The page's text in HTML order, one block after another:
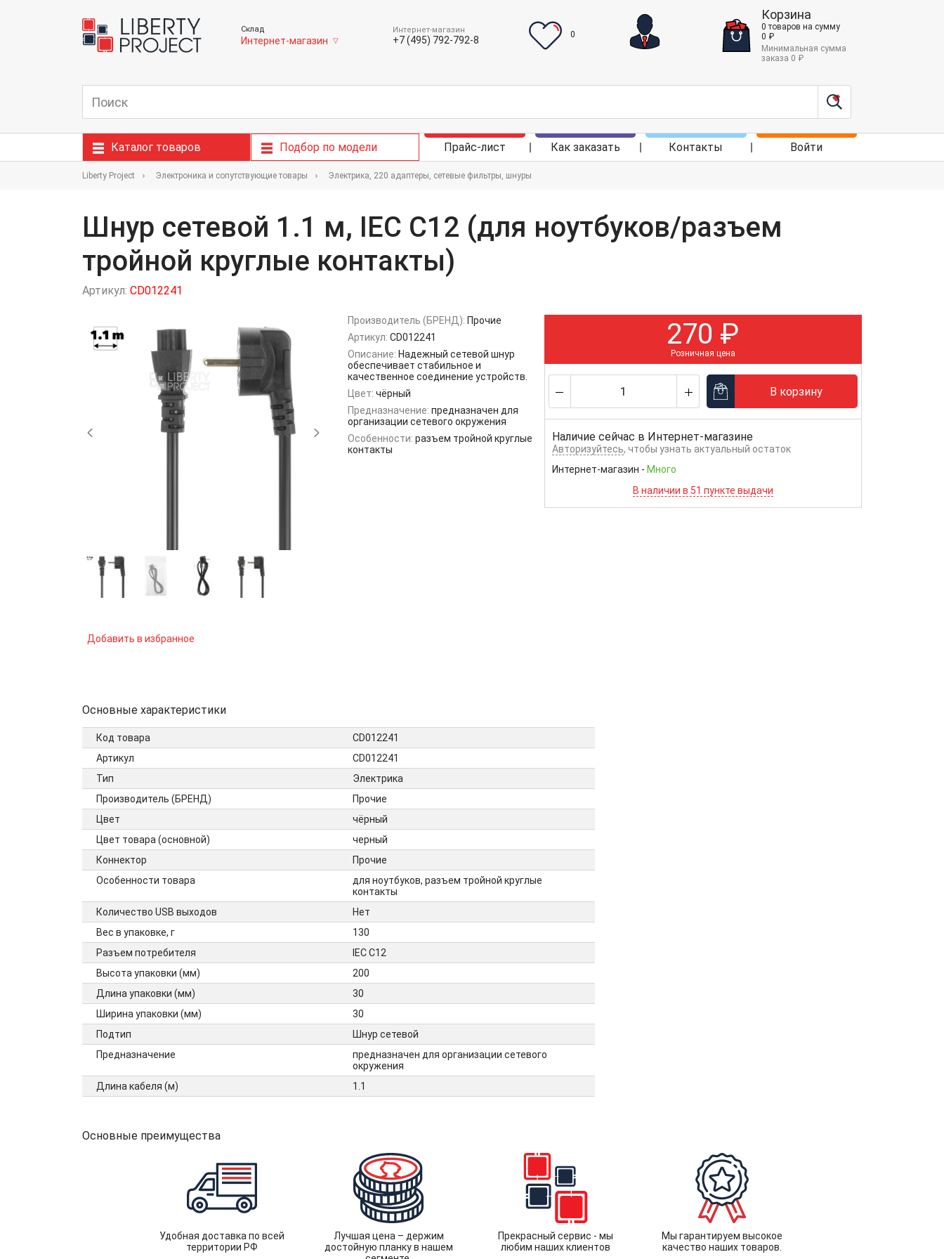
Склад
Интернет-магазин ▽
Интернет-магазин
+7 (495) 792-792-8
0
Корзина
0 товаров на сумму
0 ₽
Минимальная сумма
заказа 0 ₽
Каталог товаров Подбор по модели Прайс-лист Как заказать Контакты Войти
Liberty Project Электроника и сопутствующие товары Электрика, 220 адаптеры, сетевые фильтры, шнуры
Шнур сетевой 1.1 м, IEC C12 (для ноутбуков/разъем
тройной круглые контакты)
Артикул: CD012241
Добавить в избранное
Производитель (БРЕНД): Прочие
Артикул: CD012241
Описание: Надежный сетевой шнур
обеспечивает стабильное и
качественное соединение устройств.
Цвет: чёрный
Предназначение: предназначен для
организации сетевого окружения
Особенности: разъем тройной круглые
контакты
270 ₽
Розничная цена
В корзину
Наличие сейчас в Интернет-магазине
Авторизуйтесь, чтобы узнать актуальный остаток
Интернет-магазин - Много
В наличии в 51 пункте выдачи
Основные характеристики
Код товара
CD012241
Артикул
CD012241
Тип
Электрика
Производитель (БРЕНД)
Прочие
Цвет
чёрный
Цвет товара (основной)
черный
Коннектор
Прочие
Особенности товара
для ноутбуков, разъем тройной круглые
контакты
Количество USB выходов
Нет
Вес в упаковке, г
130
Разъем потребителя
IEC C12
Высота упаковки (мм)
200
Длина упаковки (мм)
30
Ширина упаковки (мм)
30
Подтип
Шнур сетевой
Предназначение
предназначен для организации сетевого
окружения
Длина кабеля (м)
1.1
Основные преимущества
Удобная доставка по всей
территории РФ
Лучшая цена – держим
достойную планку в нашем
Прекрасный сервис - мы
любим наших клиентов
Мы гарантируем высокое
качество наших товаров.